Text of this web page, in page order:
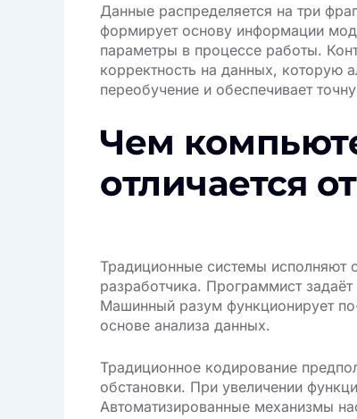
Данные распределяется на три
формирует основу информации
параметры в процессе работы.
корректность на данных, которую
переобучение и обеспечивает
Чем
отличается
Традиционные системы исполняют
разработчика. Программист
Машинный разум функционирует
основе анализа данных.
Традиционное кодирование
обстановки. При увеличении
Автоматизированные механизмы